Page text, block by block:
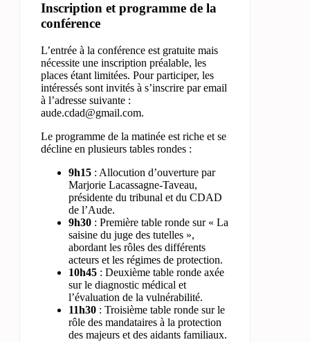
Inscription et programme de la
conférence
L’entrée à la conférence est gratuite mais
nécessite une inscription préalable, les
places étant limitées. Pour participer, les
intéressés sont invités à s’inscrire par email
à l’adresse suivante :
aude.cdad@gmail.com.
Le programme de la matinée est riche et se
décline en plusieurs tables rondes :
9h15 : Allocution d’ouverture par
Marjorie Lacassagne-Taveau,
présidente du tribunal et du CDAD
de l’Aude.
9h30 : Première table ronde sur « La
saisine du juge des tutelles »,
abordant les rôles des différents
acteurs et les régimes de protection.
10h45 : Deuxième table ronde axée
sur le diagnostic médical et
l’évaluation de la vulnérabilité.
11h30 : Troisième table ronde sur le
rôle des mandataires à la protection
des majeurs et des aidants familiaux.